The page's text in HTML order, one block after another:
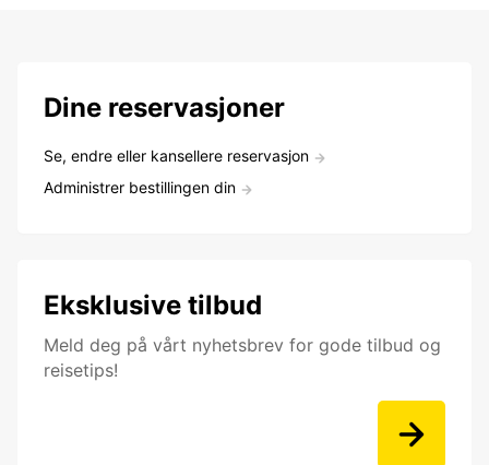
Dine reservasjoner
Se, endre eller kansellere reservasjon
Administrer bestillingen din
Eksklusive tilbud
Meld deg på vårt nyhetsbrev for gode tilbud og
reisetips!